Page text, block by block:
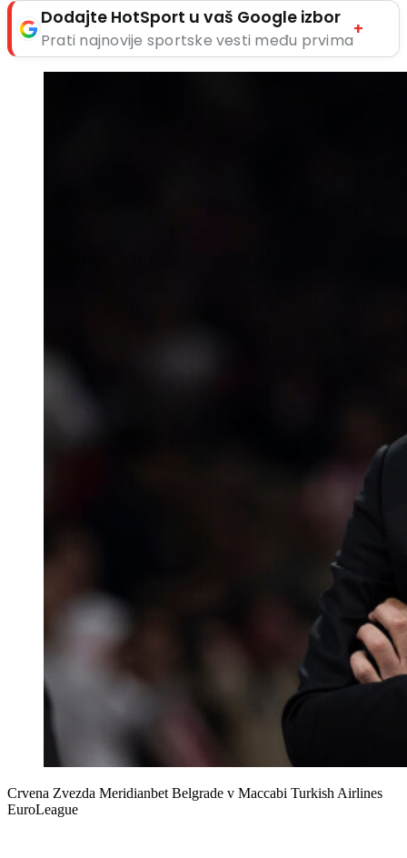
Dodajte HotSport u vaš Google izbor
Prati najnovije sportske vesti među prvima
+
Crvena Zvezda Meridianbet Belgrade v Maccabi Turkish Airlines
EuroLeague